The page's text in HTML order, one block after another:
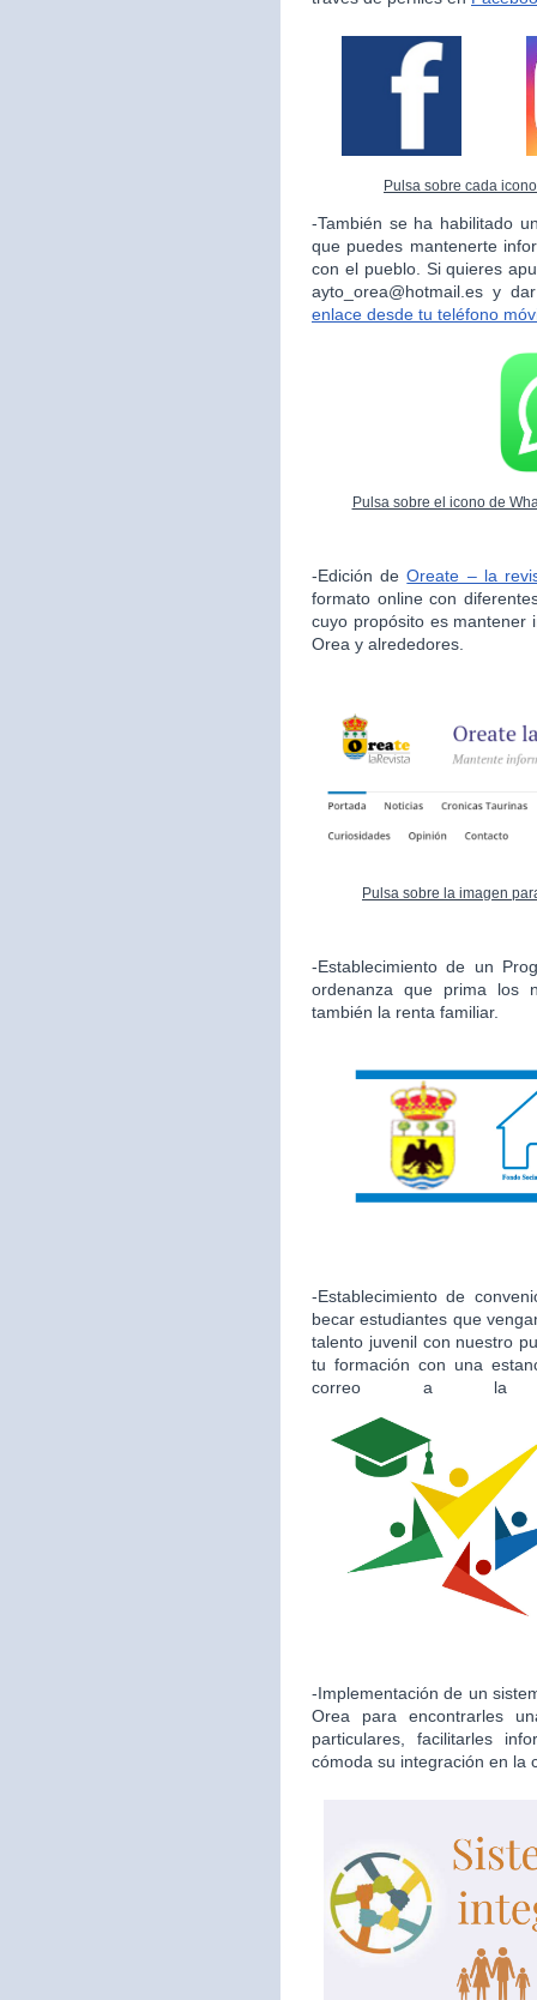
Pulsa sobre cada
-También se ha habilitado
que puedes mantenerte
con el pueblo. Si quieres
ayto_orea@hotmail.es y
enlace desde tu teléfono
Pulsa sobre el icono de
-Edición deOreate – la
formato online con
cuyo propósito es mantener
Orea y alrededores.
Pulsa sobre la imagen
-Establecimiento de un
ordenanza que prima los
también la renta familiar.
-Establecimiento de
becar estudiantes que
talento juvenil con nuestro
tu formación con una
correo a la
-Implementación de un
Orea para encontrarles
particulares, facilitarles
cómoda su integración en la